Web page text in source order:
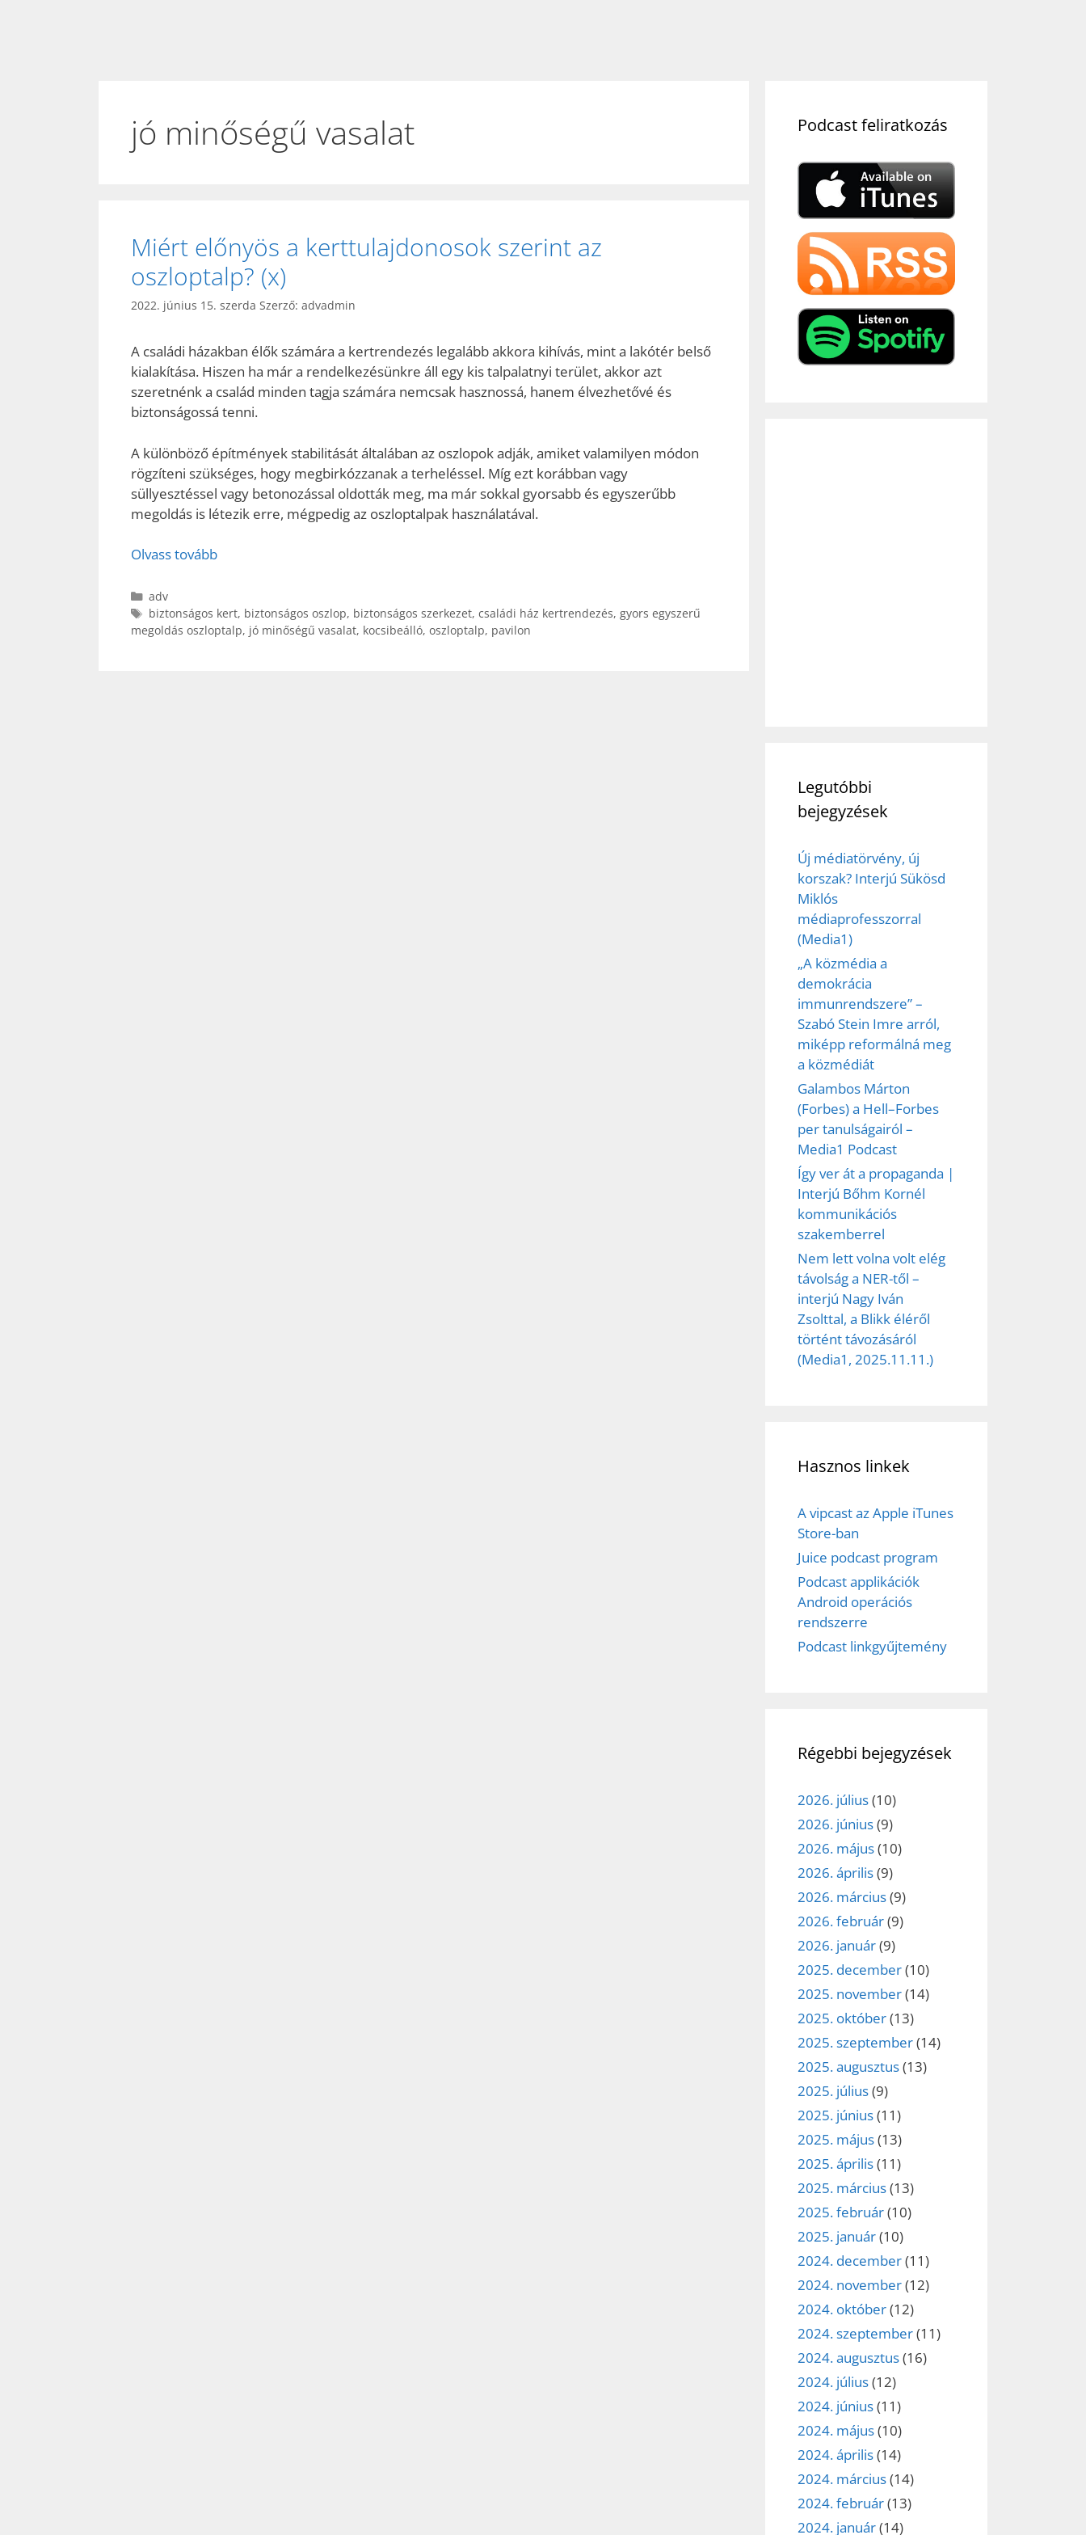
jó minőségű vasalat
Miért előnyös a kerttulajdonosok szerint az
oszloptalp? (x)
2022. június 15. szerda Szerző: advadmin
A családi házakban élők számára a kertrendezés legalább akkora kihívás, mint a lakótér belső
kialakítása. Hiszen ha már a rendelkezésünkre áll egy kis talpalatnyi terület, akkor azt
szeretnénk a család minden tagja számára nemcsak hasznossá, hanem élvezhetővé és
biztonságossá tenni.
A különböző építmények stabilitását általában az oszlopok adják, amiket valamilyen módon
rögzíteni szükséges, hogy megbirkózzanak a terheléssel. Míg ezt korábban vagy
süllyesztéssel vagy betonozással oldották meg, ma már sokkal gyorsabb és egyszerűbb
megoldás is létezik erre, mégpedig az oszloptalpak használatával.
Olvass tovább
Kategória
adv
Címkék
biztonságos kert, biztonságos oszlop, biztonságos szerkezet, családi ház kertrendezés, gyors egyszerű
megoldás oszloptalp, jó minőségű vasalat, kocsibeálló, oszloptalp, pavilon
Podcast feliratkozás
Legutóbbi
bejegyzések
Új médiatörvény, új
korszak? Interjú Sükösd
Miklós
médiaprofesszorral
(Media1)
„A közmédia a
demokrácia
immunrendszere” –
Szabó Stein Imre arról,
miképp reformálná meg
a közmédiát
Galambos Márton
(Forbes) a Hell–Forbes
per tanulságairól –
Media1 Podcast
Így ver át a propaganda |
Interjú Bőhm Kornél
kommunikációs
szakemberrel
Nem lett volna volt elég
távolság a NER-től –
interjú Nagy Iván
Zsolttal, a Blikk éléről
történt távozásáról
(Media1, 2025.11.11.)
Hasznos linkek
A vipcast az Apple iTunes
Store-ban
Juice podcast program
Podcast applikációk
Android operációs
rendszerre
Podcast linkgyűjtemény
Régebbi bejegyzések
2026. július(10)
2026. június(9)
2026. május(10)
2026. április(9)
2026. március(9)
2026. február(9)
2026. január(9)
2025. december(10)
2025. november(14)
2025. október(13)
2025. szeptember(14)
2025. augusztus(13)
2025. július(9)
2025. június(11)
2025. május(13)
2025. április(11)
2025. március(13)
2025. február(10)
2025. január(10)
2024. december(11)
2024. november(12)
2024. október(12)
2024. szeptember(11)
2024. augusztus(16)
2024. július(12)
2024. június(11)
2024. május(10)
2024. április(14)
2024. március(14)
2024. február(13)
2024. január(14)